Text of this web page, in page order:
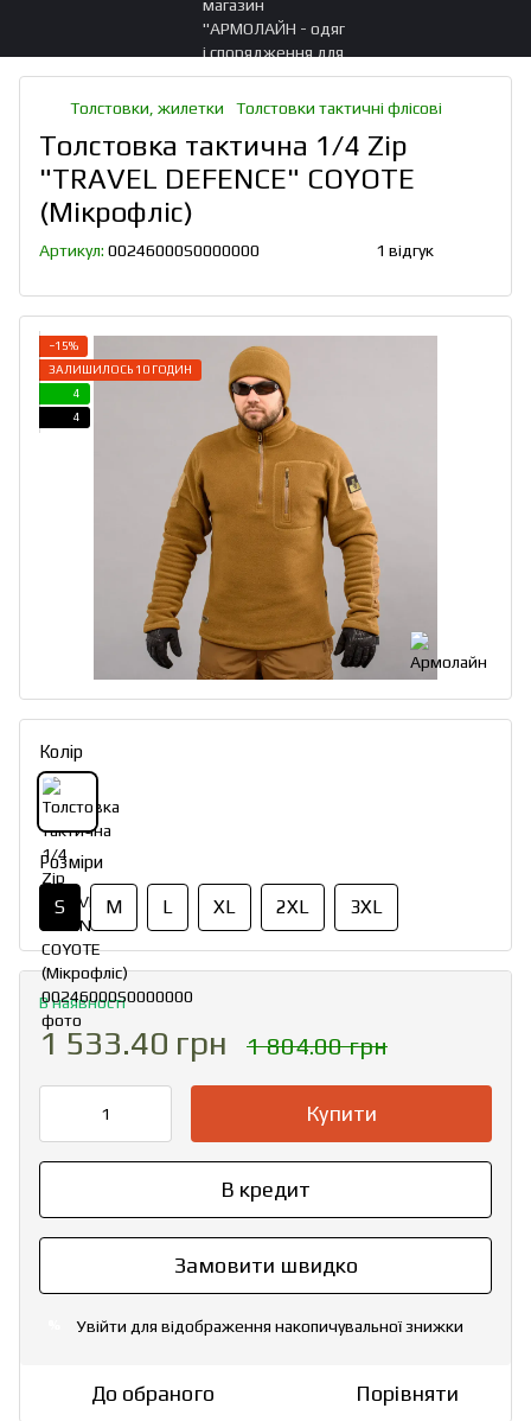
Толстовки, жилетки Толстовки тактичні флісові
Толстовка тактична 1/4 Zip
"TRAVEL DEFENCE" COYOTE
(Мікрофліс)
Артикул: 00246000S0000000 1 відгук
−15%
ЗАЛИШИЛОСЬ 10 ГОДИН
4
4
Колір
Розміри
S M L XL 2XL 3XL
В наявності
1 533.40 грн 1 804.00 грн
Купити
В кредит
Замовити швидко
Увійти для відображення накопичувальної знижки
До обраного Порівняти